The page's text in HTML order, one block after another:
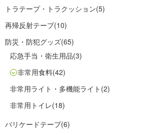
トラテープ・トラクッション(5)
再帰反射テープ(10)
防災・防犯グッズ(65)
応急手当・衛生用品(3)
非常用食料(42)
非常用ライト・多機能ライト (2)
非常用トイレ(18)
バリケードテープ(6)